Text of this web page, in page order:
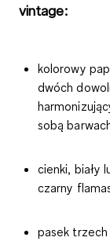
vintage:
kolorowy
dwóch
sobą
cienki, biały
czarny
pasek